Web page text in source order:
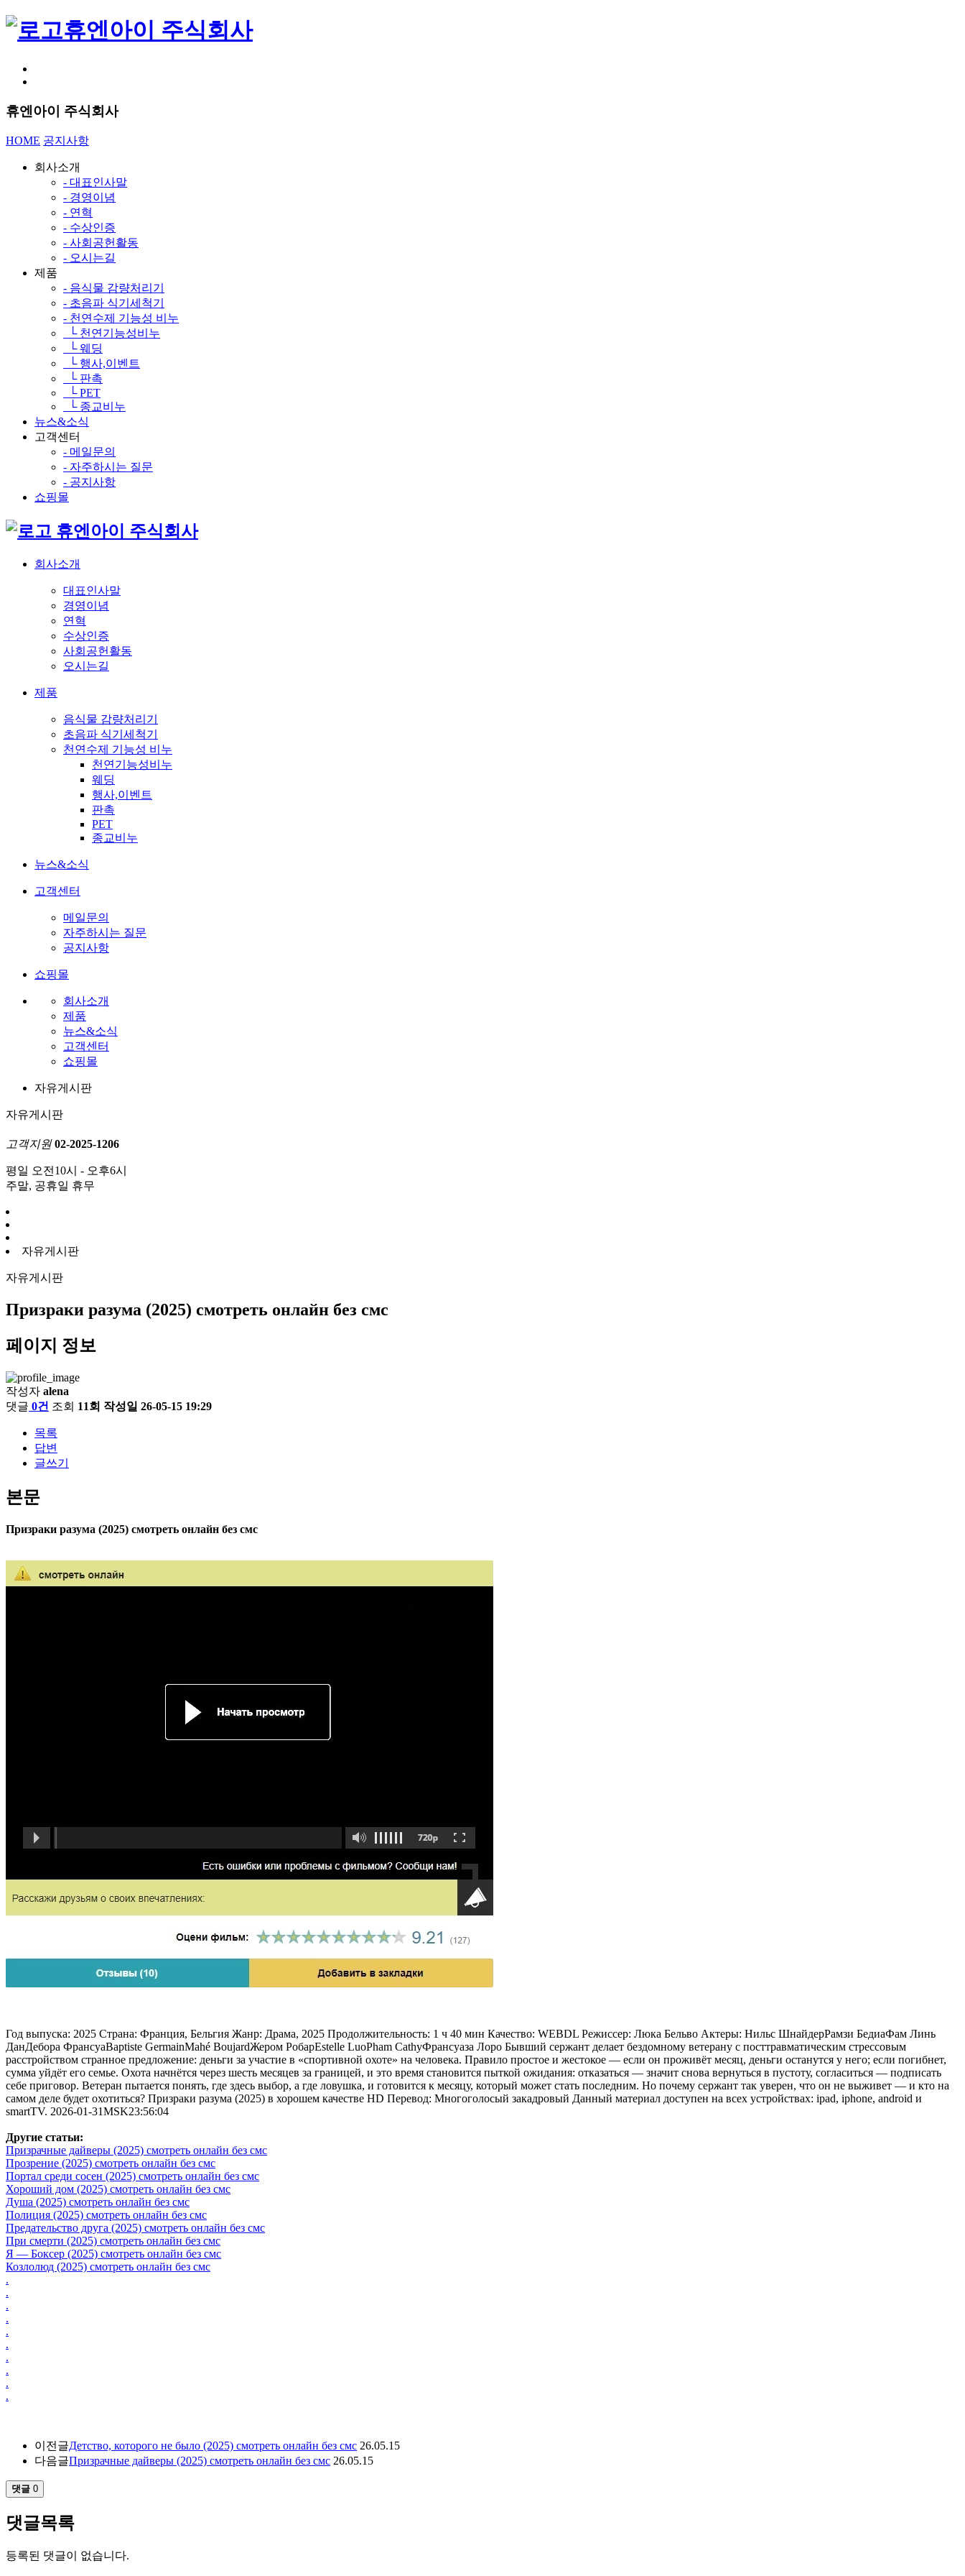
휴엔아이 주식회사
휴엔아이 주식회사
HOME 공지사항
회사소개
- 대표인사말
- 경영이념
- 연혁
- 수상인증
- 사회공헌활동
- 오시는길
제품
- 음식물 감량처리기
- 초음파 식기세척기
- 천연수제 기능성 비누
└ 천연기능성비누
└ 웨딩
└ 행사,이벤트
└ 판촉
└ PET
└ 종교비누
뉴스&소식
고객센터
- 메일문의
- 자주하시는 질문
- 공지사항
쇼핑몰
휴엔아이 주식회사
회사소개
대표인사말
경영이념
연혁
수상인증
사회공헌활동
오시는길
제품
음식물 감량처리기
초음파 식기세척기
천연수제 기능성 비누
천연기능성비누
웨딩
행사,이벤트
판촉
PET
종교비누
뉴스&소식
고객센터
메일문의
자주하시는 질문
공지사항
쇼핑몰
회사소개
제품
뉴스&소식
고객센터
쇼핑몰
자유게시판
자유게시판
고객지원 02-2025-1206
평일 오전10시 - 오후6시
주말, 공휴일 휴무
자유게시판
자유게시판
Призраки разума (2025) смотреть онлайн без смс
페이지 정보
작성자 alena
댓글 0건 조회 11회 작성일 26-05-15 19:29
목록
답변
글쓰기
본문
Призраки разума (2025) смотреть онлайн без смс
Год выпуска: 2025 Страна: Франция, Бельгия Жанр: Драма, 2025 Продолжительность: 1 ч 40 мин Качество: WEBDL Режиссер: Люка Бельво Актеры: Нильс ШнайдерРамзи БедиаФам Линь
ДанДебора ФрансуаBaptiste GermainMahé BoujardЖером РобарEstelle LuoPham CathyФрансуаза Лоро Бывший сержант делает бездомному ветерану с посттравматическим стрессовым
расстройством странное предложение: деньги за участие в «спортивной охоте» на человека. Правило простое и жестокое — если он проживёт месяц, деньги останутся у него; если погибнет,
сумма уйдёт его семье. Охота начнётся через шесть месяцев за границей, и это время становится пыткой ожидания: отказаться — значит снова вернуться в пустоту, согласиться — подписать
себе приговор. Ветеран пытается понять, где здесь выбор, а где ловушка, и готовится к месяцу, который может стать последним. Но почему сержант так уверен, что он не выживет — и кто на
самом деле будет охотиться? Призраки разума (2025) в хорошем качестве HD Перевод: Многоголосый закадровый Данный материал доступен на всех устройствах: ipad, iphone, android и
smartTV. 2026-01-31MSK23:56:04
Другие статьи:
Призрачные дайверы (2025) смотреть онлайн без смс
Прозрение (2025) смотреть онлайн без смс
Портал среди сосен (2025) смотреть онлайн без смс
Хороший дом (2025) смотреть онлайн без смс
Душа (2025) смотреть онлайн без смс
Полиция (2025) смотреть онлайн без смс
Предательство друга (2025) смотреть онлайн без смс
При смерти (2025) смотреть онлайн без смс
Я — Боксер (2025) смотреть онлайн без смс
Козлолюд (2025) смотреть онлайн без смс
.
.
.
.
.
.
.
.
.
.
이전글Детство, которого не было (2025) смотреть онлайн без смс 26.05.15
다음글Призрачные дайверы (2025) смотреть онлайн без смс 26.05.15
댓글 0
댓글목록
등록된 댓글이 없습니다.